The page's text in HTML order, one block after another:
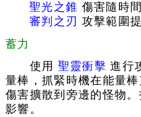
聖光之錐 傷害隨時
審判之刃 攻擊範圍
蓄力
使用 聖靈衝擊 進行
量棒，抓緊時機在能量
傷害擴散到旁邊的怪物
影響。